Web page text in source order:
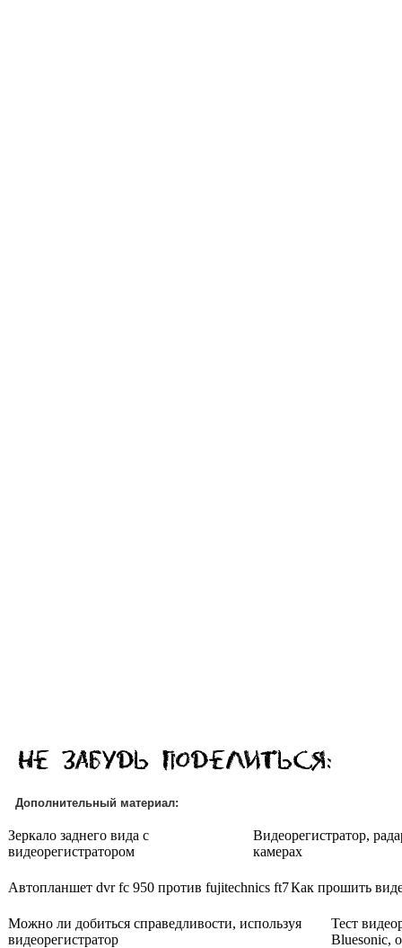
Дополнительный материал:
Зеркало заднего вида с
видеорегистратором
Видеорегистратор,
камерах
Автопланшет dvr fc 950 против fujitechnics ft7Как прошить
Можно ли добиться справедливости, используя
видеорегистратор
Тест
Bluesonic,